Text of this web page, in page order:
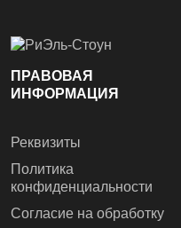
ПРАВОВАЯ
ИНФОРМАЦИЯ
Реквизиты
Политика
конфиденциальности
Согласие на обработку